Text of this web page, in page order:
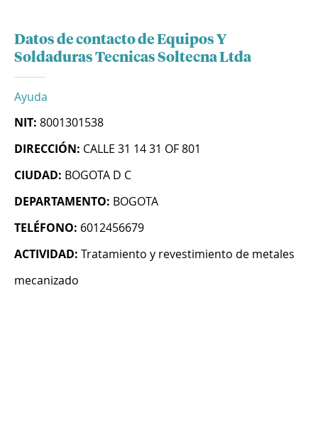
Datos de contacto de Equipos Y
Soldaduras Tecnicas Soltecna Ltda
Ayuda
NIT: 8001301538
DIRECCIÓN: CALLE 31 14 31 OF 801
CIUDAD: BOGOTA D C
DEPARTAMENTO: BOGOTA
TELÉFONO: 6012456679
ACTIVIDAD: Tratamiento y revestimiento de metales
mecanizado